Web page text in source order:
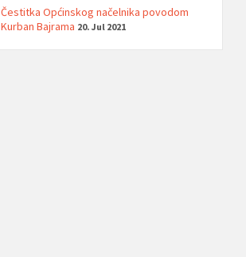
Čestitka Općinskog načelnika povodom
Kurban Bajrama 20. Jul 2021